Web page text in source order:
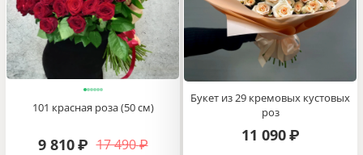
101 красная роза (50 см)
17 490 ₽
9 810 ₽
Букет из 29 кремовых кустовых
роз
11 090 ₽